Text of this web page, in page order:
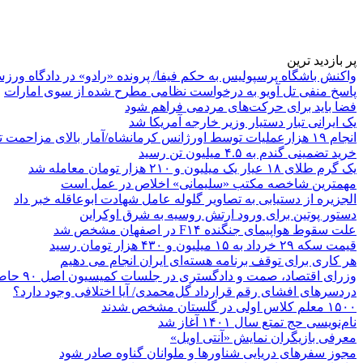
پر بازدید ترین
واکنش باشگاه پرسپولیس به حکم فیفا/ پرونده «رادو» در دادگاه
پاسخ منفی تل آویو به درخواست نظامی مطرح شده از سوی امارات
فضا باید برای حرکت‌های مردمی فراهم شود
یک ایرانی تبار دستیار وزیر خارجه آمریکا شد
انجام ۱۹ هزارعملیات توسط اورژانس کرمانشاه/آمار بالای مزاحمت تلفنی
خرید تضمینی گندم به ۴.۵ میلیون تن رسید
یک گرم طلای ۱۸ عیار یک میلیون و ۲۱۰ هزار تومان معامله شد
مهمترین شاخصه مکتب «سلیمانی» اخلاص در عمل است
الجزیره از دستیابی به تصاویر گلوله عامل شهادت ابوعاقله خبر داد
دستور پوتین برای ورود ارتش روسیه به شرق اوکراین
علت سقوط هواپیمای جنگنده F۱۴ در اصفهان مشخص شد
قیمت سکه ۲۹ خرداد به ۱۵ میلیون و ۴۳۰ هزار تومان رسید
هر کاری برای توقف برنامه هسته‌ای ایران انجام می دهیم
وزرای اقتصاد، صمت و دادگستری در جلسات کمیسیون اصل ۹۰ حاضر می‌شوند
دردسرهای افشای رقم قرارداد گل‌محمدی/ آیا اختلافی وجود دارد؟
۱۵۰۰ معلم کلاس اولی در گلستان مشخص شدند
نام‌نویسی حج تمتع سال ۱۴۰۱ آغاز شد
معرفی بازیگران نمایش «آنتی اویل»
مجوز سفرهای دریایی شناورها و ملوانان گناوه صادر شود